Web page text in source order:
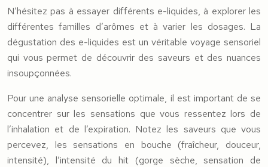
N’hésitez pas à essayer différents e-liquides, à explorer les
différentes familles d’arômes et à varier les dosages. La
dégustation des e-liquides est un véritable voyage sensoriel
qui vous permet de découvrir des saveurs et des nuances
insoupçonnées.
Pour une analyse sensorielle optimale, il est important de se
concentrer sur les sensations que vous ressentez lors de
l’inhalation et de l’expiration. Notez les saveurs que vous
percevez, les sensations en bouche (fraîcheur, douceur,
intensité), l’intensité du hit (gorge sèche, sensation de